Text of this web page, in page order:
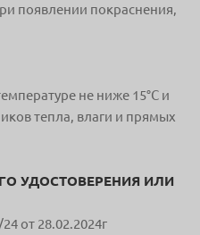
появлении покраснения,
не ниже 15°С и
тепла, влаги и прямых
УДОСТОВЕРЕНИЯ ИЛИ
от 28.02.2024г